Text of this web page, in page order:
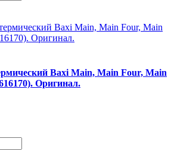
Baxi Main, Main Four, Main
Оригинал.